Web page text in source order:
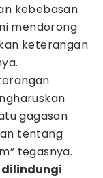
kebebasan
mendorong
keterangan
gagasan
tentang
tegasnya.
dilindungi